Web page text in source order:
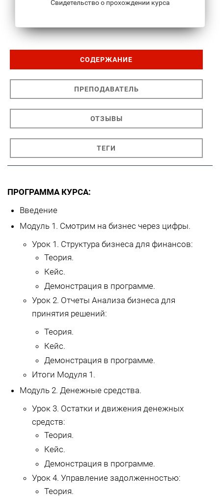
Свидетельство о прохождении курса
СОДЕРЖАНИЕ
ПРЕПОДАВАТЕЛЬ
ОТЗЫВЫ
ТЕГИ
ПРОГРАММА КУРСА:
Введение
Модуль 1. Смотрим на бизнес через цифры.
Урок 1. Структура бизнеса для финансов:
Теория.
Кейс.
Демонстрация в программе.
Урок 2. Отчеты Анализа бизнеса для
принятия решений:
Теория.
Кейс.
Демонстрация в программе.
Итоги Модуля 1.
Модуль 2. Денежные средства.
Урок 3. Остатки и движения денежных
средств:
Теория.
Кейс.
Демонстрация в программе.
Урок 4. Управление задолженностью:
Теория.